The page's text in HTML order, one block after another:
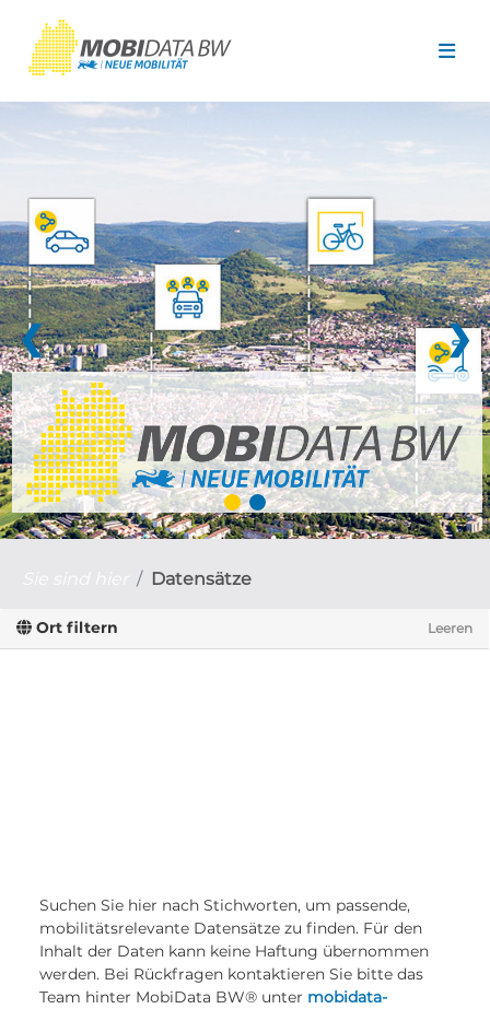
❮ ❯
Datensätze
Ort filtern Leeren
Suchen Sie hier nach Stichworten, um passende,
mobilitätsrelevante Datensätze zu finden. Für den
Inhalt der Daten kann keine Haftung übernommen
werden. Bei Rückfragen kontaktieren Sie bitte das
Team hinter MobiData BW® unter mobidata-